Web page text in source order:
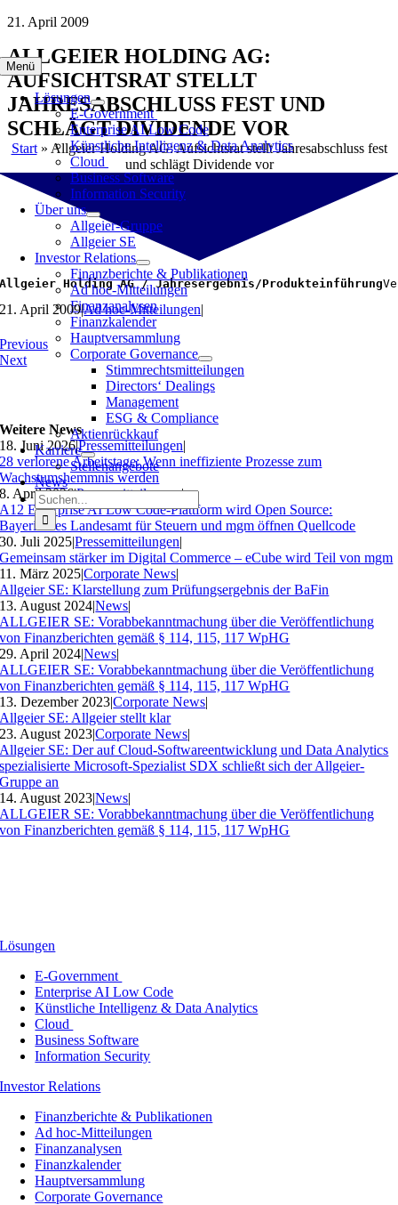
Zum
springen
Menü
Lösungen
E-Government
Enterprise AI Low Code
Künstliche Intelligenz & Data Analytics
Cloud
Business Software
Information Security
Über uns
Allgeier-Gruppe
Allgeier SE
Investor Relations
Finanzberichte & Publikationen
Ad hoc-Mitteilungen
Finanzanalysen
Finanzkalender
Hauptversammlung
Corporate Governance
Stimmrechtsmitteilungen
Directors‘ Dealings
Management
ESG & Compliance
Aktienrückkauf
Karriere
Stellenangebote
News
Suche
nach:
21. April 2009
ALLGEIER HOLDING AG:
AUFSICHTSRAT STELLT
JAHRESABSCHLUSS FEST UND
SCHLÄGT DIVIDENDE VOR
Start» Allgeier Holding AG: Aufsichtsrat stellt Jahresabschluss fest
und schlägt Dividende vor
Allgeier Holding AG / Jahresergebnis/Produkteinführung
21. April 2009|Ad hoc-Mitteilungen|
Previous
Next
Weitere News
18. Juni 2026|Pressemitteilungen|
28 verlorene Arbeitstage: Wenn ineffiziente Prozesse zum
Wachstumshemmnis werden
8. April 2026|Pressemitteilungen|
A12 Enterprise AI Low Code-Plattform wird Open Source:
Bayerisches Landesamt für Steuern und mgm öffnen Quellcode
30. Juli 2025|Pressemitteilungen|
Gemeinsam stärker im Digital Commerce – eCube wird Teil von mgm
11. März 2025|Corporate News|
Allgeier SE: Klarstellung zum Prüfungsergebnis der BaFin
13. August 2024|News|
ALLGEIER SE: Vorabbekanntmachung über die Veröffentlichung
von Finanzberichten gemäß § 114, 115, 117 WpHG
29. April 2024|News|
ALLGEIER SE: Vorabbekanntmachung über die Veröffentlichung
von Finanzberichten gemäß § 114, 115, 117 WpHG
13. Dezember 2023|Corporate News|
Allgeier SE: Allgeier stellt klar
23. August 2023|Corporate News|
Allgeier SE: Der auf Cloud-Softwareentwicklung und Data Analytics
spezialisierte Microsoft-Spezialist SDX schließt sich der Allgeier-
Gruppe an
14. August 2023|News|
ALLGEIER SE: Vorabbekanntmachung über die Veröffentlichung
von Finanzberichten gemäß § 114, 115, 117 WpHG
Lösungen
E-Government
Enterprise AI Low Code
Künstliche Intelligenz & Data Analytics
Cloud
Business Software
Information Security
Investor Relations
Finanzberichte & Publikationen
Ad hoc-Mitteilungen
Finanzanalysen
Finanzkalender
Hauptversammlung
Corporate Governance